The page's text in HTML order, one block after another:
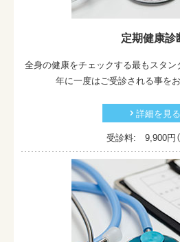
定期健康診
全身の健康をチェックする最もスタン
年に一度はご受診される事を
詳細を見る
受診料: 9,900円